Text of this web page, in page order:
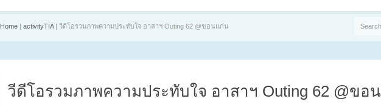
Home | activityTIA| วีดีโอรวมภาพความประทับใจ อาสาฯ Outing 62 @ขอนแก่น
วีดีโอรวมภาพความประทับใจ อาสาฯ Outing 62 @ขอ